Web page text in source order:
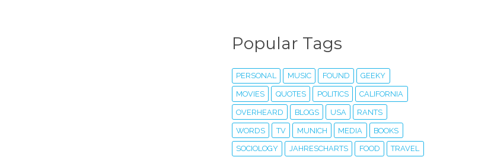
Popular Tags
PERSONAL MUSIC FOUND GEEKY
MOVIES QUOTES POLITICS CALIFORNIA
OVERHEARD BLOGS USA RANTS
WORDS TV MUNICH MEDIA BOOKS
SOCIOLOGY JAHRESCHARTS FOOD TRAVEL